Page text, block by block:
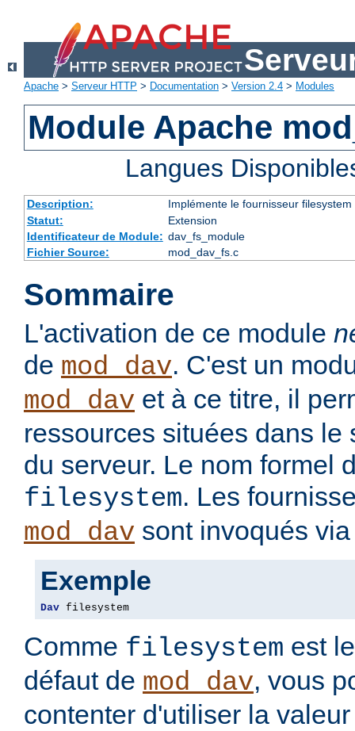
Apache > Serveur HTTP > Documentation > Version 2.4 > Modules
Module Apache
Langues
Description:
Implémente le fournisseur
Statut:
Extension
Identificateur de Module: dav_fs_module
Fichier Source:
mod_dav_fs.c
Sommaire
L'activation de ce module
de mod_dav. C'est un
mod_dav et à ce titre, il
ressources situées dans le
du serveur. Le nom formel
filesystem. Les
mod_dav sont invoqués
Exemple
Dav filesystem
Comme filesystem est
défaut de mod_dav, vous
contenter d'utiliser la